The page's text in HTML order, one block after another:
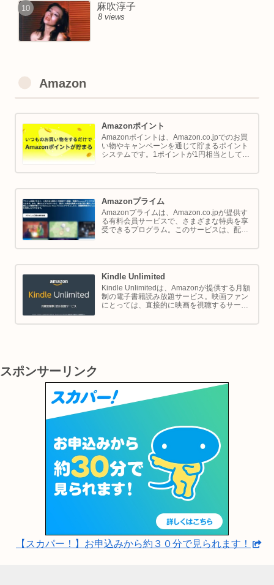
麻吹淳子
8 views
Amazon
Amazonポイント
Amazonポイントは、Amazon.co.jpでのお買
い物やキャンペーンを通じて貯まるポイント
システムです。1ポイントが1円相当として、
では Amazon ポイントの使い方と貯め方を解
Amazonプライム
Amazonプライムは、Amazon.co.jpが提供す
る有料会員サービスで、さまざまな特典を享
受できるプログラム。このサービスは、配送
実、さらには限定割引までをカバーし、日常
Kindle Unlimited
Kindle Unlimitedは、Amazonが提供する月額
制の電子書籍読み放題サービス。映画ファン
にとっては、直接的に映画を視聴するサービ
理解し、楽しむための間接的なツールとして
スポンサーリンク
【スカパー！】お申込みから約３０分で見られます！